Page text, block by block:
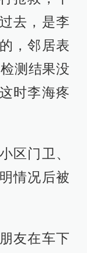
去，是李
，邻居表
测结果没
时李海疼
区门卫、
情况后被
友在车下